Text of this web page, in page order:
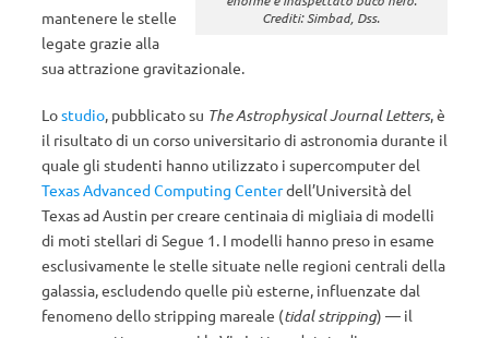
Crediti: Simbad, Dss.
mantenere le stelle
legate grazie alla
sua attrazione gravitazionale.
Lostudio, pubblicato su The Astrophysical Journal Letters, è
il risultato di un corso universitario di astronomia durante il
quale gli studenti hanno utilizzato i supercomputer del
Texas Advanced Computing Centerdell’Università del
Texas ad Austin per creare centinaia di migliaia di modelli
di moti stellari di Segue 1. I modelli hanno preso in esame
esclusivamente le stelle situate nelle regioni centrali della
galassia, escludendo quelle più esterne, influenzate dal
fenomeno dello stripping mareale (tidal stripping) — il